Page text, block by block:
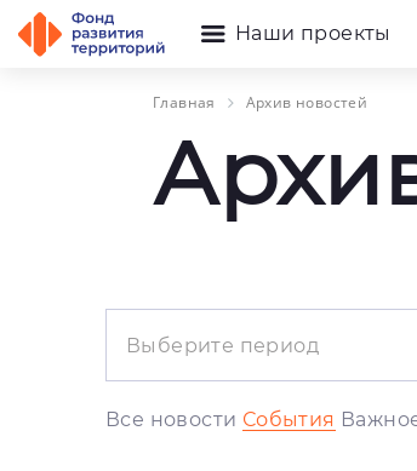
Наши проекты
Главная Архив новостей
Все новости События